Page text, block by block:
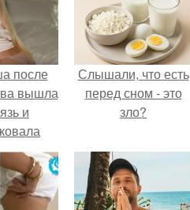
после
вышла
и
спальни.
Слышали, что есть
перед сном - это
зло?